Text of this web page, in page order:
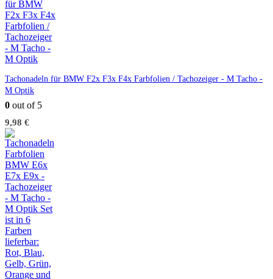
Tachonadeln für BMW F2x F3x F4x Farbfolien / Tachozeiger - M Tacho -
M Optik
0 out of 5
9,98 €